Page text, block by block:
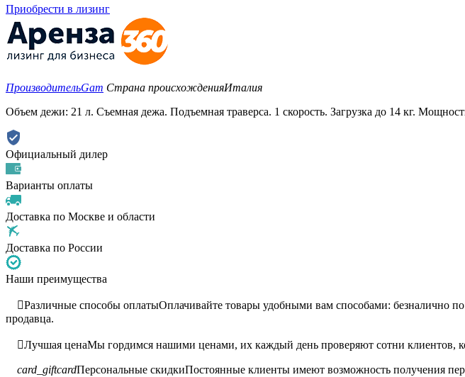
Приобрести в лизинг
ПроизводительGam Страна происхожденияИталия
Объем дежи: 21 л. Съемная дежа. Подъемная траверса. 1 скорость. Загрузка до 14 кг.
Официальный дилер
Варианты оплаты
Доставка по Москве и области
Доставка по России
Наши преимущества
Различные способы оплатыОплачивайте товары удобными вам способами: безналично
продавца.
Лучшая ценаМы гордимся нашими ценами, их каждый день проверяют сотни клиентов,
card_giftcardПерсональные скидкиПостоянные клиенты имеют возможность получения